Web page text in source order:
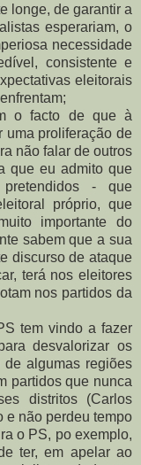
longe, de garantir a
esperariam, o
necessidade
consistente e
eleitorais
o facto de que à
uma proliferação de
não falar de outros
que eu admito que
- que
próprio, que
importante do
sabem que a sua
discurso de ataque
terá nos eleitores
nos partidos da
tem vindo a fazer
desvalorizar os
algumas regiões
partidos que nunca
distritos (Carlos
e não perdeu tempo
o PS, po exemplo,
ter, em apelar ao